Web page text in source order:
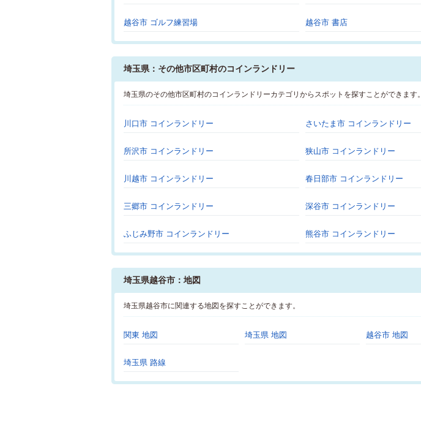
越谷市 ゴルフ練習場 越谷市 書店
埼玉県：その他市区町村のコインランドリー
埼玉県のその他市区町村のコインランドリーカテゴリからスポットを探すことができます。
川口市 コインランドリー さいたま市 コインランドリー
所沢市 コインランドリー 狭山市 コインランドリー
川越市 コインランドリー 春日部市 コインランドリー
三郷市 コインランドリー 深谷市 コインランドリー
ふじみ野市 コインランドリー 熊谷市 コインランドリー
埼玉県越谷市：地図
埼玉県越谷市に関連する地図を探すことができます。
関東 地図 埼玉県 地図 越谷市 地図
埼玉県 路線